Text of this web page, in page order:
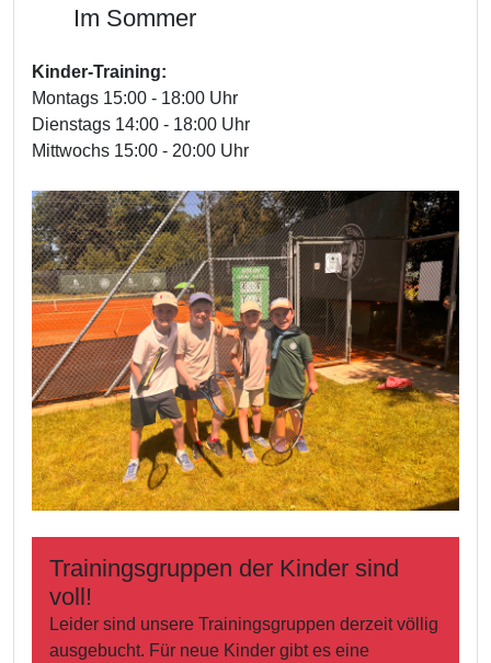
Im Sommer
Kinder-Training:
Montags 15:00 - 18:00 Uhr
Dienstags 14:00 - 18:00 Uhr
Mittwochs 15:00 - 20:00 Uhr
Trainingsgruppen der Kinder sind
voll!
Leider sind unsere Trainingsgruppen derzeit völlig
ausgebucht. Für neue Kinder gibt es eine